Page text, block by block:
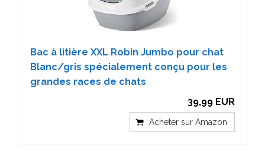
Bac à litière XXL Robin Jumbo pour chat
Blanc/gris spécialement conçu pour les
grandes races de chats
39,99 EUR
Acheter sur Amazon